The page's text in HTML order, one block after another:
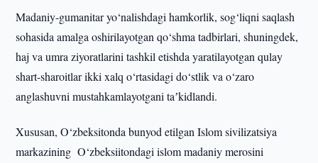
Madaniy-gumanitar yo‘nalishdagi hamkorlik, sog‘liqni saqlash
sohasida amalga oshirilayotgan qo‘shma tadbirlari, shuningdek,
haj va umra ziyoratlarini tashkil etishda yaratilayotgan qulay
shart-sharoitlar ikki xalq o‘rtasidagi do‘stlik va o‘zaro
anglashuvni mustahkamlayotgani taʼkidlandi.
Xususan, O‘zbeksitonda bunyod etilgan Islom sivilizatsiya
markazining O‘zbeksiitondagi islom madaniy merosini